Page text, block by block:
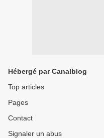
Hébergé par Canalblog
Top articles
Pages
Contact
Signaler un abus